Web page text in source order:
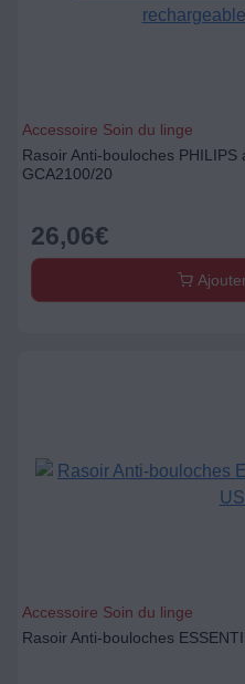
Accessoire Soin du linge
Rasoir Anti-bouloches
GCA2100/20
26,06€
Accessoire Soin du linge
Rasoir Anti-bouloches